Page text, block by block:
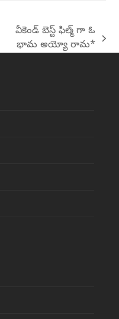
next
వీకెండ్ బెస్ట్ ఫిల్మ్ గా ఓ
భామ అయ్యో రామ*